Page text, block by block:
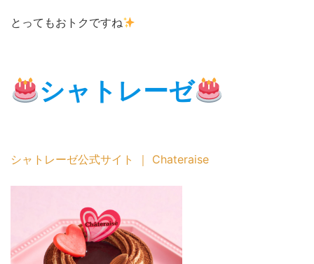
とってもおトクですね
シャトレーゼ
シャトレーゼ公式サイト ｜ Chateraise